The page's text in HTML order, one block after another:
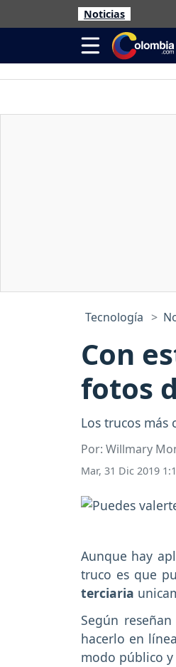
Noticias
Tecnología
Con
fotos
Los trucos más
Por: Willmary
Mar, 31 Dic 2019
Aunque hay
truco es que
terciaria
Según
hacerlo en
modo público